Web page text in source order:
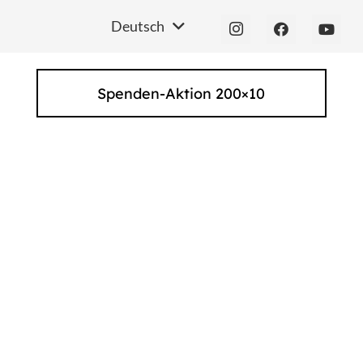
Deutsch
Spenden-Aktion 200×10